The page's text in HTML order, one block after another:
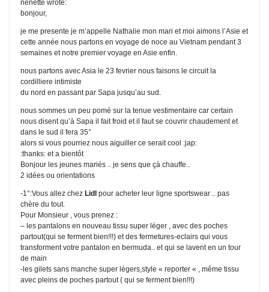
nenette wrote:
bonjour,
je me presente je m’appelle Nathalie mon mari et moi aimons l’Asie et
cette année nous partons en voyage de noce au Vietnam pendant 3
semaines et notre premier voyage en Asie enfin.
nous partons avec Asia le 23 fevrier nous faisons le circuit la
cordilliere intimiste
du nord en passant par Sapa jusqu’au sud.
nous sommes un peu pomé sur la tenue vestimentaire car certain
nous disent qu’à Sapa il fait froid et il faut se couvrir chaudement et
dans le sud il fera 35°
alors si vous pourriez nous aiguiller ce serait cool :jap:
:thanks: et a bientôt
Bonjour les jeunes mariés .. je sens que çà chauffe..
2 idées ou orientations
-1°:Vous allez chez Lidl pour acheter leur ligne sportswear .. pas
chère du tout.
Pour Monsieur , vous prenez :
– les pantalons en nouveau tissu super léger , avec des poches
partout(qui se ferment bien!!!) et des fermetures-eclairs qui vous
transforment votre pantalon en bermuda.. et qui se lavent en un tour
de main
-les gilets sans manche super légers,style « reporter « , même tissu
avec pleins de poches partout ( qui se ferment bien!!!)